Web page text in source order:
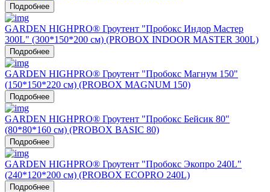
Подробнее
GARDEN HIGHPRO® Гроутент "Пробокс Индор Мастер
300L" (300*150*200 см) (PROBOX INDOOR MASTER 300L)
Подробнее
GARDEN HIGHPRO® Гроутент "Пробокс Магнум 150"
(150*150*220 см) (PROBOX MAGNUM 150)
Подробнее
GARDEN HIGHPRO® Гроутент "Пробокс Бейсик 80"
(80*80*160 см) (PROBOX BASIC 80)
Подробнее
GARDEN HIGHPRO® Гроутент "Пробокс Экопро 240L"
(240*120*200 см) (PROBOX ECOPRO 240L)
Подробнее